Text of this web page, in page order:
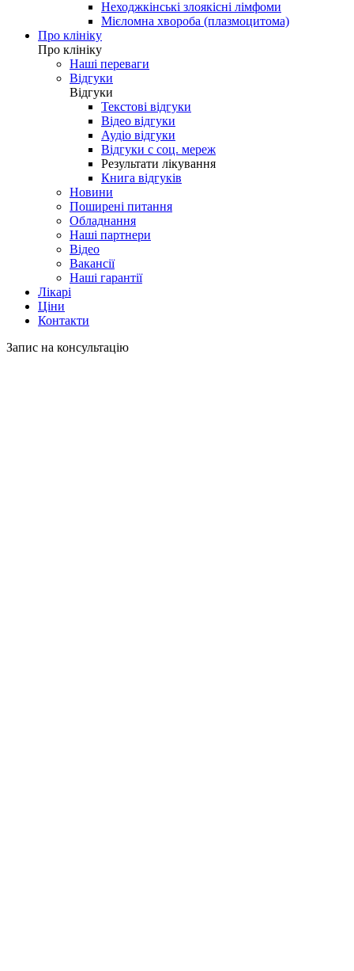
Неходжкінські злоякісні лімфоми
Мієломна хвороба (плазмоцитома)
Про клініку
Про клініку
Наші переваги
Відгуки
Відгуки
Текстові відгуки
Відео відгуки
Аудіо відгуки
Відгуки с соц. мереж
Результати лікування
Книга відгуків
Новини
Поширені питання
Обладнання
Наші партнери
Відео
Вакансії
Наші гарантії
Лікарі
Ціни
Контакти
Запис на консультацію